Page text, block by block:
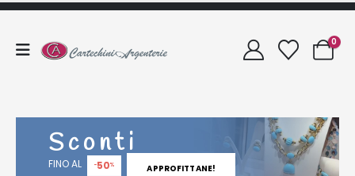
0
Sconti
FINO AL -50% APPROFITTANE!